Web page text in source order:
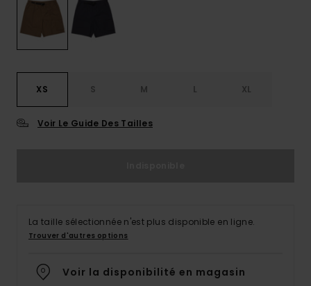
XS S M L XL
Voir Le Guide Des Tailles
La taille sélectionnée n'est plus disponible en ligne.
Trouver d'autres options
Voir la disponibilité en magasin